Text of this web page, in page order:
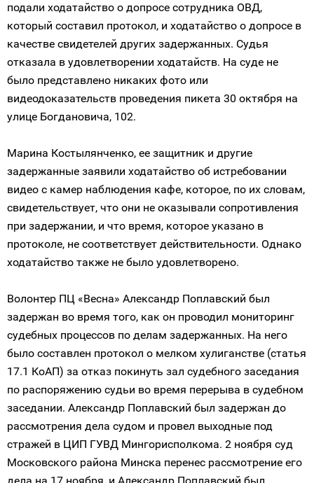
подали ходатайство о допросе сотрудника ОВД,
который составил протокол, и ходатайство о допросе в
качестве свидетелей других задержанных. Судья
отказала в удовлетворении ходатайств. На суде не
было представлено никаких фото или
видеодоказательств проведения пикета 30 октября на
улице Богдановича, 102.
Марина Костылянченко, ее защитник и другие
задержанные заявили ходатайство об истребовании
видео с камер наблюдения кафе, которое, по их словам,
свидетельствует, что они не оказывали сопротивления
при задержании, и что время, которое указано в
протоколе, не соответствует действительности. Однако
ходатайство также не было удовлетворено.
Волонтер ПЦ «Весна» Александр Поплавский был
задержан во время того, как он проводил мониторинг
судебных процессов по делам задержанных. На него
было составлен протокол о мелком хулиганстве (статья
17.1 КоАП) за отказ покинуть зал судебного заседания
по распоряжению судьи во время перерыва в судебном
заседании. Александр Поплавский был задержан до
рассмотрения дела судом и провел выходные под
стражей в ЦИП ГУВД Мингорисполкома. 2 ноября суд
Московского района Минска перенес рассмотрение его